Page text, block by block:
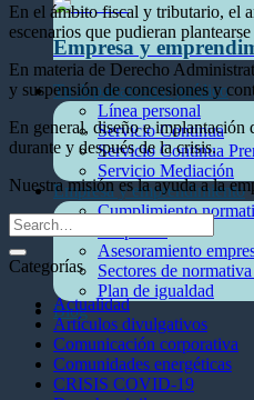
Empresa y
Tu departamento jurídico
Línea personal
Servicio Continua
Servicio Continua
Servicio Mediación
Empresa y emprendimiento
Cumplimiento
Asesoramiento
Sectores de
Plan de igualdad
Blog
En el ámbito fiscal y tributario, el
escenarios que pudieran
En materia de Derecho
y suspensión de concesiones y
En general, diseño e implantación
durante y después de la crisis.
Nuestra misión es la ayuda a la
Categorías
Actualidad
Artículos divulgativos
Comunicación corporativa
Comunidades energéticas
CRISIS COVID-19